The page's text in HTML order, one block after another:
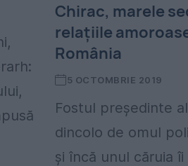
Chirac, marele
relaţiile
România
5 OCTOMBRIE 2019
Fostul preşedinte
dincolo de omul
şi încă unul căruia